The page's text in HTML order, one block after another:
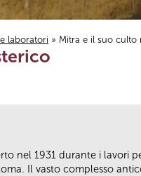
laboratori » Mitra e il suo culto
nel 1931 durante i lavori
Il vasto complesso